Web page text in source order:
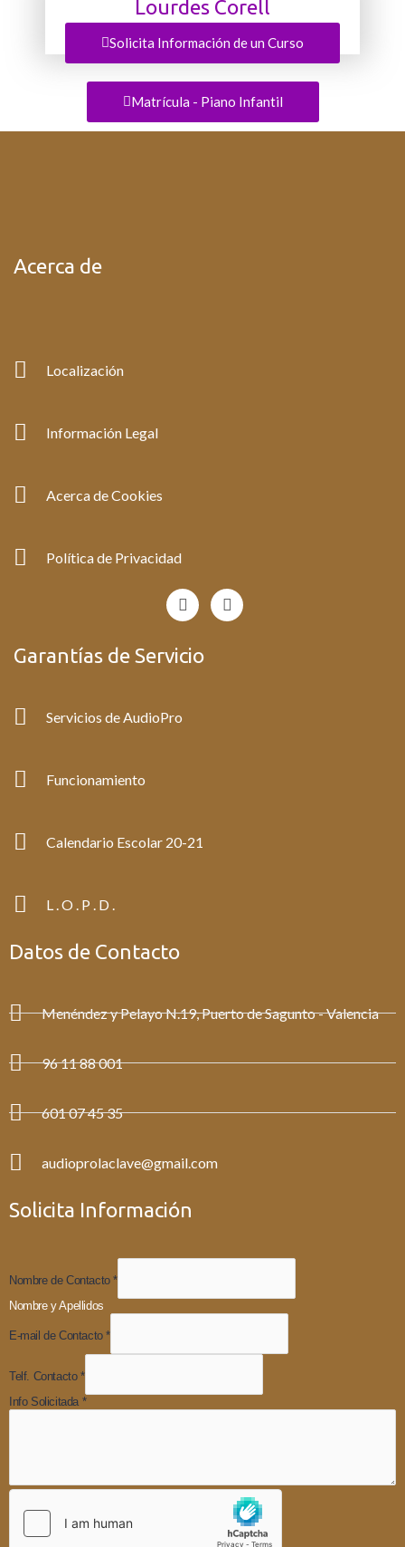
Lourdes Corell
Solicita Información de un Curso
Matrícula - Piano Infantil
Acerca de
Localización
Información Legal
Acerca de Cookies
Política de Privacidad
F
a
e
b
-
I
n
Garantías de Servicio
Servicios de AudioPro
Funcionamiento
Calendario Escolar 20-21
L . O . P . D .
Datos de Contacto
Menéndez y Pelayo N.19, Puerto de Sagunto - Valencia
96 11 88 001
601 07 45 35
audioprolaclave@gmail.com
Solicita Información
Nombre de Contacto*
Nombre y Apellidos
E-mail de Contacto*
Telf. Contacto *
Info Solicitada *